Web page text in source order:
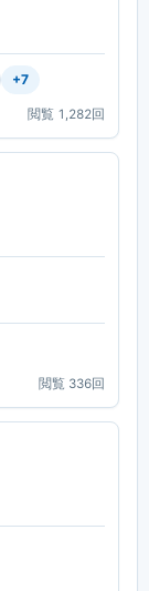
+7
閲覧 1,282回
閲覧 336回